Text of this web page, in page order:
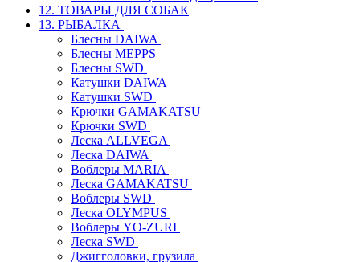
12. ТОВАРЫ ДЛЯ СОБАК
13. РЫБАЛКА
Блесны DAIWA
Блесны MEPPS
Блесны SWD
Катушки DAIWA
Катушки SWD
Крючки GAMAKATSU
Крючки SWD
Леска ALLVEGA
Леска DAIWA
Воблеры MARIA
Леска GAMAKATSU
Воблеры SWD
Леска OLYMPUS
Воблеры YO-ZURI
Леска SWD
Джигголовки, грузила